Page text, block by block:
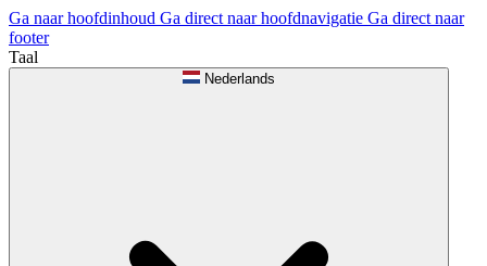
Ga naar hoofdinhoud Ga direct naar hoofdnavigatie Ga direct naar
footer
Taal
Nederlands